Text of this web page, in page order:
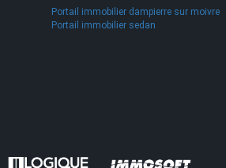
Portail immobilier dampierre sur moivre
Portail immobilier sedan